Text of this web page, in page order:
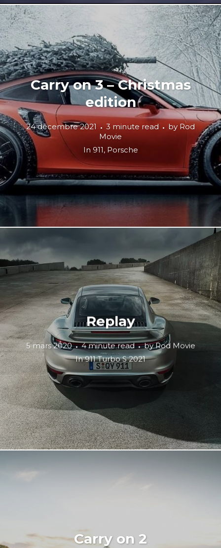
Carry on 3 – Christmas
edition
24 décembre 2021 3 minute read byRod
Movie
In 911, Porsche
Replay
5 mars 2020 4 minute read byRod Movie
In911 Turbo S 2021
Carry on 2